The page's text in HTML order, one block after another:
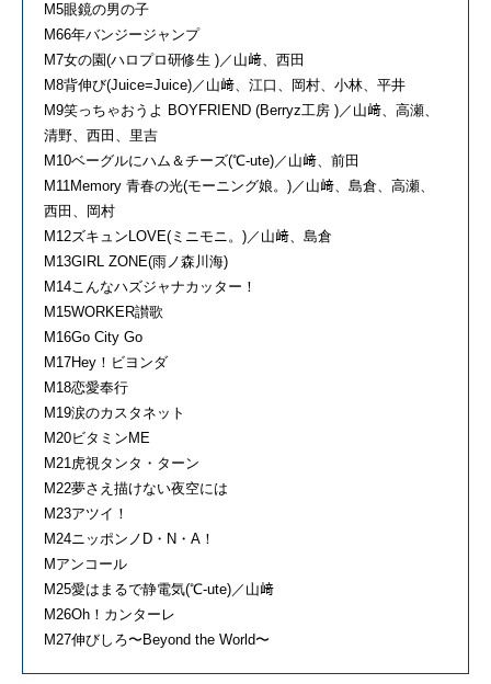
M5眼鏡の男の子
M66年バンジージャンプ
M7女の園(ハロプロ研修生 )／山﨑、西田
M8背伸び(Juice=Juice)／山﨑、江口、岡村、小林、平井
M9笑っちゃおうよ BOYFRIEND (Berryz工房 )／山﨑、高瀬、
清野、西田、里吉
M10ベーグルにハム＆チーズ(℃-ute)／山﨑、前田
M11Memory 青春の光(モーニング娘。)／山﨑、島倉、高瀬、
西田、岡村
M12ズキュンLOVE(ミニモニ。)／山﨑、島倉
M13GIRL ZONE(雨ノ森川海)
M14こんなハズジャナカッター！
M15WORKER讃歌
M16Go City Go
M17Hey！ビヨンダ
M18恋愛奉行
M19涙のカスタネット
M20ビタミンME
M21虎視タンタ・ターン
M22夢さえ描けない夜空には
M23アツイ！
M24ニッポンノD・N・A！
Mアンコール
M25愛はまるで静電気(℃-ute)／山﨑
M26Oh！カンターレ
M27伸びしろ〜Beyond the World〜